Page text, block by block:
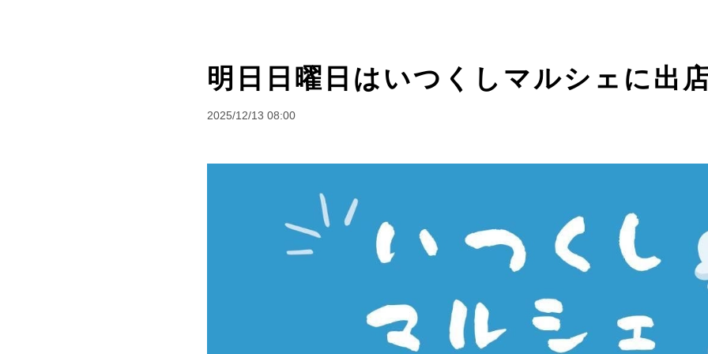
明日日曜日はいつくしマルシェに出
2025/12/13 08:00